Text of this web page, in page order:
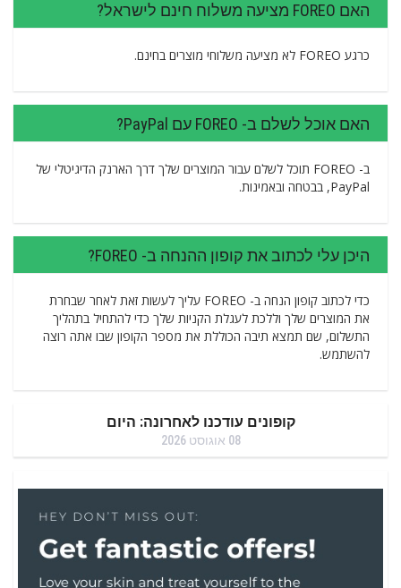
האם FOREO מציעה משלוח חינם לישראל?
כרגע FOREO לא מציעה משלוחי מוצרים בחינם.
האם אוכל לשלם ב- FOREO עם PayPal?
ב- FOREO תוכל לשלם עבור המוצרים שלך דרך הארנק הדיגיטלי של
PayPal, בבטחה ובאמינות.
היכן עלי לכתוב את קופון ההנחה ב- FOREO?
כדי לכתוב קופון הנחה ב- FOREO עליך לעשות זאת לאחר שבחרת
את המוצרים שלך וללכת לעגלת הקניות שלך כדי להתחיל בתהליך
התשלום, שם תמצא תיבה הכוללת את מספר הקופון שבו אתה רוצה
להשתמש.
קופונים עודכנו לאחרונה: היום
08 אוגוסט 2026